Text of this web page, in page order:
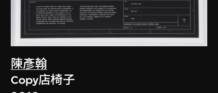
陳彥翰
Copy店椅子